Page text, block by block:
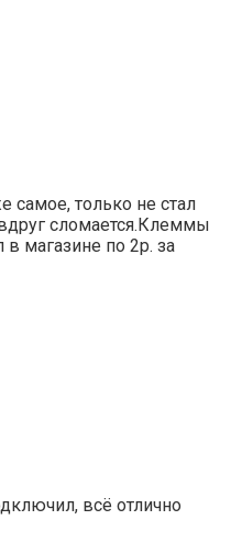
самое, только не стал
сломается.Клеммы
магазине по 2р. за
всё отлично